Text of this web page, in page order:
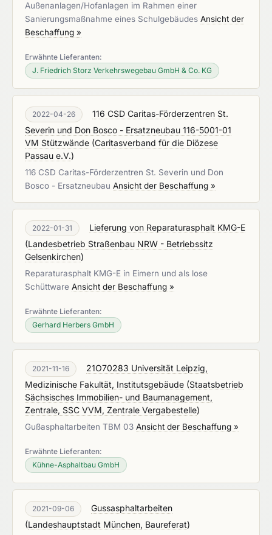
Außenanlagen/Hofanlagen im Rahmen einer
Sanierungsmaßnahme eines Schulgebäudes Ansicht der
Beschaffung »
Erwähnte Lieferanten:
J. Friedrich Storz Verkehrswegebau GmbH & Co. KG
2022-04-26
116 CSD Caritas-Förderzentren St.
Severin und Don Bosco - Ersatzneubau 116-5001-01
VM Stützwände (Caritasverband für die Diözese
Passau e.V.)
116 CSD Caritas-Förderzentren St. Severin und Don
Bosco - Ersatzneubau Ansicht der Beschaffung »
2022-01-31
Lieferung von Reparaturasphalt KMG-E
(Landesbetrieb Straßenbau NRW - Betriebssitz
Gelsenkirchen)
Reparaturasphalt KMG-E in Eimern und als lose
Schüttware Ansicht der Beschaffung »
Erwähnte Lieferanten:
Gerhard Herbers GmbH
2021-11-16
21O70283 Universität Leipzig,
Medizinische Fakultät, Institutsgebäude (Staatsbetrieb
Sächsisches Immobilien- und Baumanagement,
Zentrale, SSC VVM, Zentrale Vergabestelle)
Gußasphaltarbeiten TBM 03 Ansicht der Beschaffung »
Erwähnte Lieferanten:
Kühne-Asphaltbau GmbH
2021-09-06
Gussasphaltarbeiten
(Landeshauptstadt München, Baureferat)